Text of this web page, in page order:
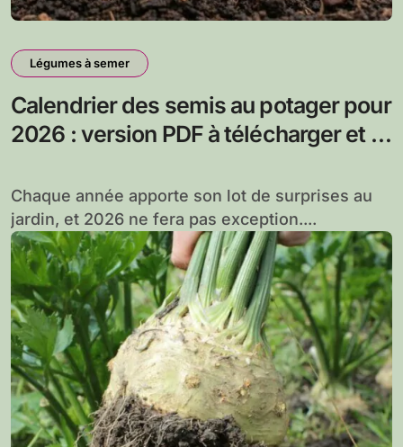
Légumes à semer
Calendrier des semis au potager pour
2026 : version PDF à télécharger et à
Chaque année apporte son lot de surprises au
jardin, et 2026 ne fera pas exception....